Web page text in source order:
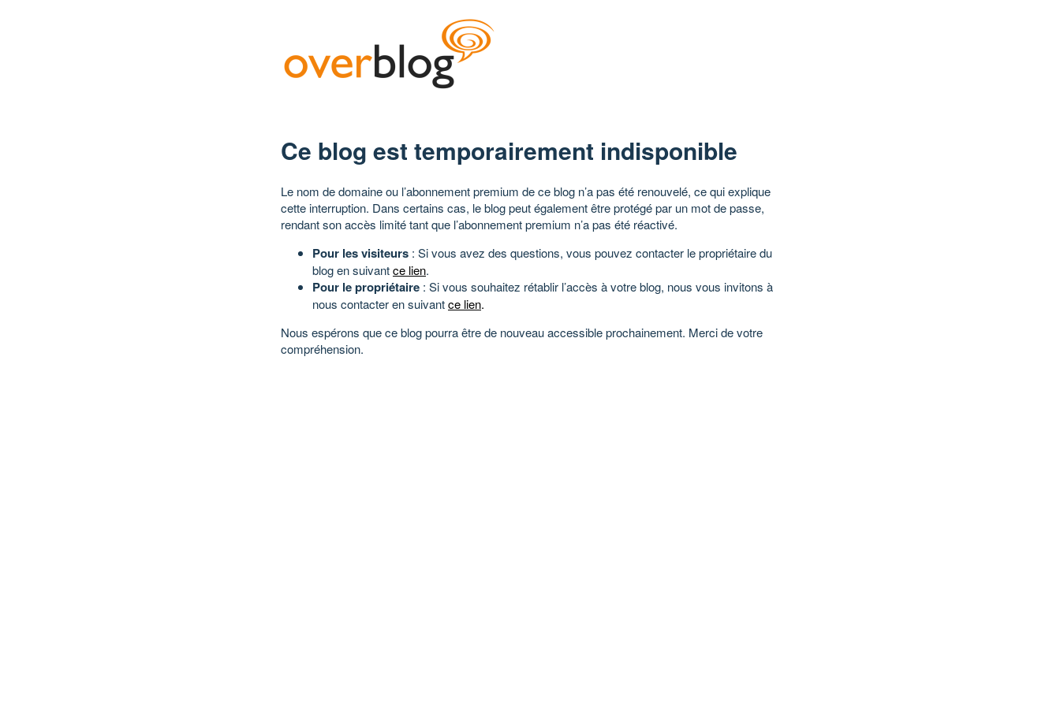
Ce blog est temporairement indisponible
Le nom de domaine ou l’abonnement premium de ce blog n’a pas été renouvelé, ce qui explique
cette interruption. Dans certains cas, le blog peut également être protégé par un mot de passe,
rendant son accès limité tant que l’abonnement premium n’a pas été réactivé.
Pour les visiteurs : Si vous avez des questions, vous pouvez contacter le propriétaire du
blog en suivantce lien.
Pour le propriétaire : Si vous souhaitez rétablir l’accès à votre blog, nous vous invitons à
nous contacter en suivantce lien.
Nous espérons que ce blog pourra être de nouveau accessible prochainement. Merci de votre
compréhension.